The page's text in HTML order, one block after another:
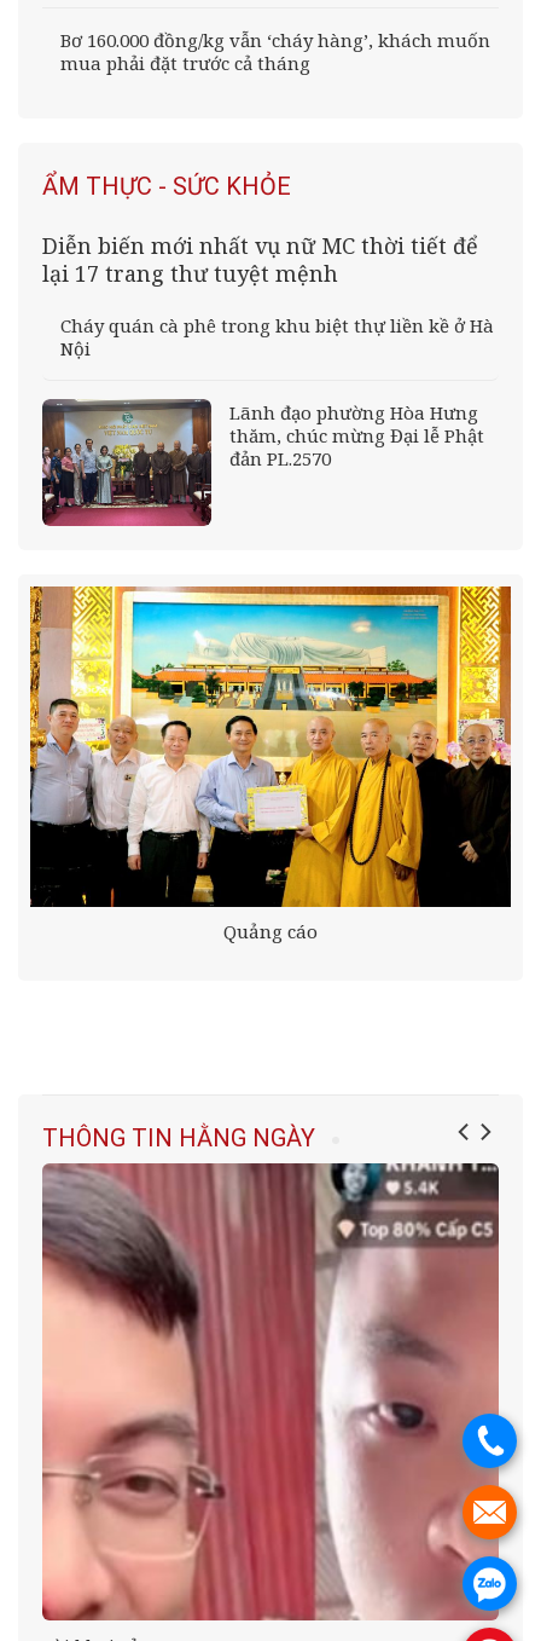
Bơ 160.000 đồng/kg vẫn ‘cháy hàng’, khách muốn
mua phải đặt trước cả tháng
ẨM THỰC - SỨC KHỎE
Diễn biến mới nhất vụ nữ MC thời tiết để
lại 17 trang thư tuyệt mệnh
Cháy quán cà phê trong khu biệt thự liền kề ở Hà
Nội
Lãnh đạo phường Hòa Hưng
thăm, chúc mừng Đại lễ Phật
đản PL.2570
Quảng cáo
THÔNG TIN HẰNG NGÀY
.
.
.